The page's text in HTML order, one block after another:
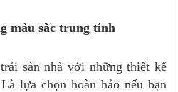
màu sắc trung tính
sàn nhà với những thiết kế
lựa chọn hoàn hảo nếu bạn